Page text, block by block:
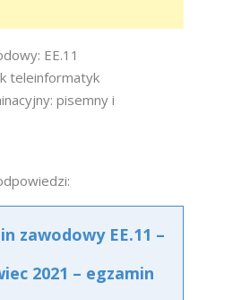
EE.11
teleinformatyk
pisemny i
zawodowy EE.11 –
2021 – egzamin